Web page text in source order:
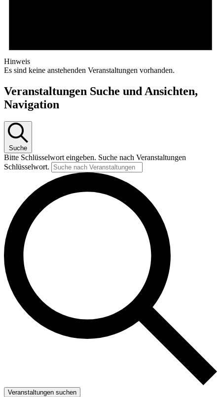
Hinweis
Es sind keine anstehenden Veranstaltungen vorhanden.
Veranstaltungen Suche und Ansichten,
Navigation
Suche
Bitte Schlüsselwort eingeben. Suche nach Veranstaltungen
Schlüsselwort.
Veranstaltungen suchen